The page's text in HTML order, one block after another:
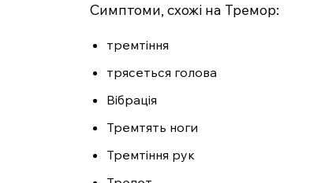
Симптоми, схожі на Тремор:
тремтіння
трясеться голова
Вібрація
Тремтять ноги
Тремтіння рук